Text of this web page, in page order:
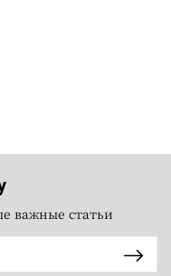
важные статьи